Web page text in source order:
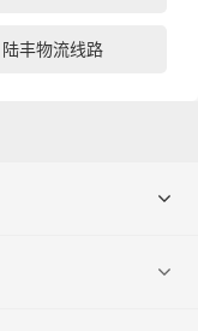
陆丰物流线路